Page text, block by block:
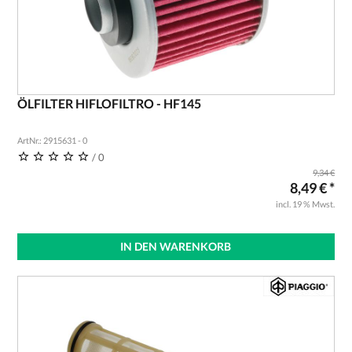
ÖLFILTER HIFLOFILTRO - HF145
ArtNr.: 2915631 - 0
/ 0
9,34 €
8,49 € *
incl. 19 % Mwst.
IN DEN WARENKORB